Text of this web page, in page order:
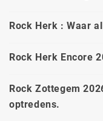
Rock Herk : Waar
Rock Herk Encore
Rock Zottegem
optredens.